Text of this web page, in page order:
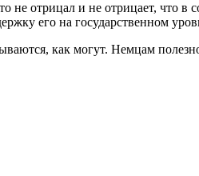
отрицал и не отрицает, что
его на государственном
как могут. Немцам